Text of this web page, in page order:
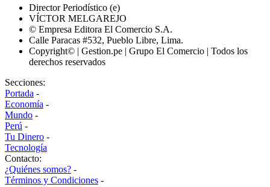
Director Periodístico (e)
VÍCTOR MELGAREJO
© Empresa Editora El Comercio S.A.
Calle Paracas #532, Pueblo Libre, Lima.
Copyright© | Gestion.pe | Grupo El Comercio | Todos los
derechos reservados
Secciones:
Portada -
Economía -
Mundo -
Perú -
Tu Dinero -
Tecnología
Contacto:
¿Quiénes somos? -
Términos y Condiciones -